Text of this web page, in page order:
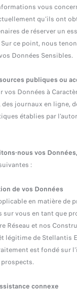
vous
qu’ils ont
de réserver un
Sur ce point, nous
Données Sensibles.
publiques ou
Données à
journaux en ligne,
établies par
nous vos
:
de vos Données
en matière de
vous en tant que
Réseau et nos
légitime de Stellantis
est fondé sur
connexe